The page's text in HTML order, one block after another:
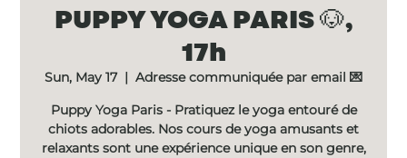
PUPPY YOGA PARIS 🐶,
17h
Sun, May 17
  |
Adresse communiquée par email 💌
Puppy Yoga Paris - Pratiquez le yoga entouré de
chiots adorables. Nos cours de yoga amusants et
relaxants sont une expérience unique en son genre,